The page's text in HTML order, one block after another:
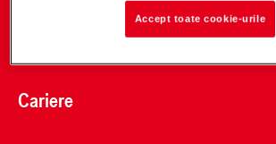
Cariere
Accept toate cookie-urile